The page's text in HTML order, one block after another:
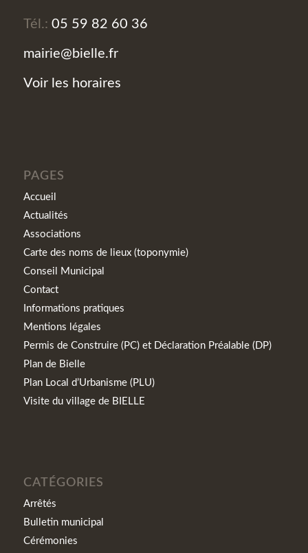
Tél.: 05 59 82 60 36
mairie@bielle.fr
Voir les horaires
PAGES
Accueil
Actualités
Associations
Carte des noms de lieux (toponymie)
Conseil Municipal
Contact
Informations pratiques
Mentions légales
Permis de Construire (PC) et Déclaration Préalable (DP)
Plan de Bielle
Plan Local d’Urbanisme (PLU)
Visite du village de BIELLE
CATÉGORIES
Arrêtés
Bulletin municipal
Cérémonies